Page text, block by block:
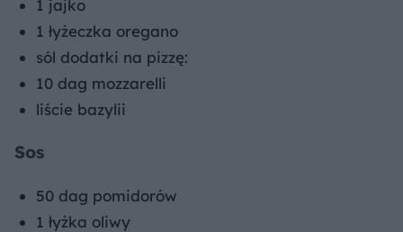
1 jajko
1 łyżeczka oregano
sól dodatki na pizzę:
10 dag mozzarelli
liście bazylii
Sos
50 dag pomidorów
1 łyżka oliwy